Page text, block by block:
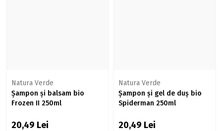
Natura Verde
Șampon și balsam bio
Frozen II 250ml
20,49 Lei
Natura Verde
Șampon și gel de duș bio
Spiderman 250ml
20,49 Lei